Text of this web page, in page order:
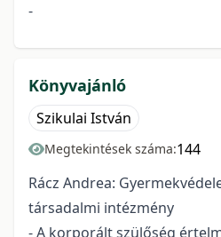
-
Könyvajánló
Szikulai István
Megtekintések száma:144
Rácz Andrea:
társadalmi intézmény
- A korporált szülőség